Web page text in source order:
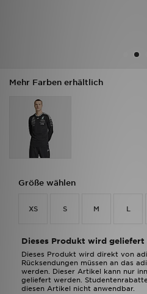
Mehr Farben erhältlich
Größe wählen
XS S M L
Dieses Produkt wird geliefert
Dieses Produkt wird direkt von
Rücksendungen müssen an das
werden. Dieser Artikel kann nur
geliefert werden.
diesen Artikel nicht anwendbar.